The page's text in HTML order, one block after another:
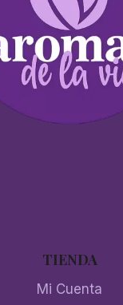
TIENDA
Mi Cuenta